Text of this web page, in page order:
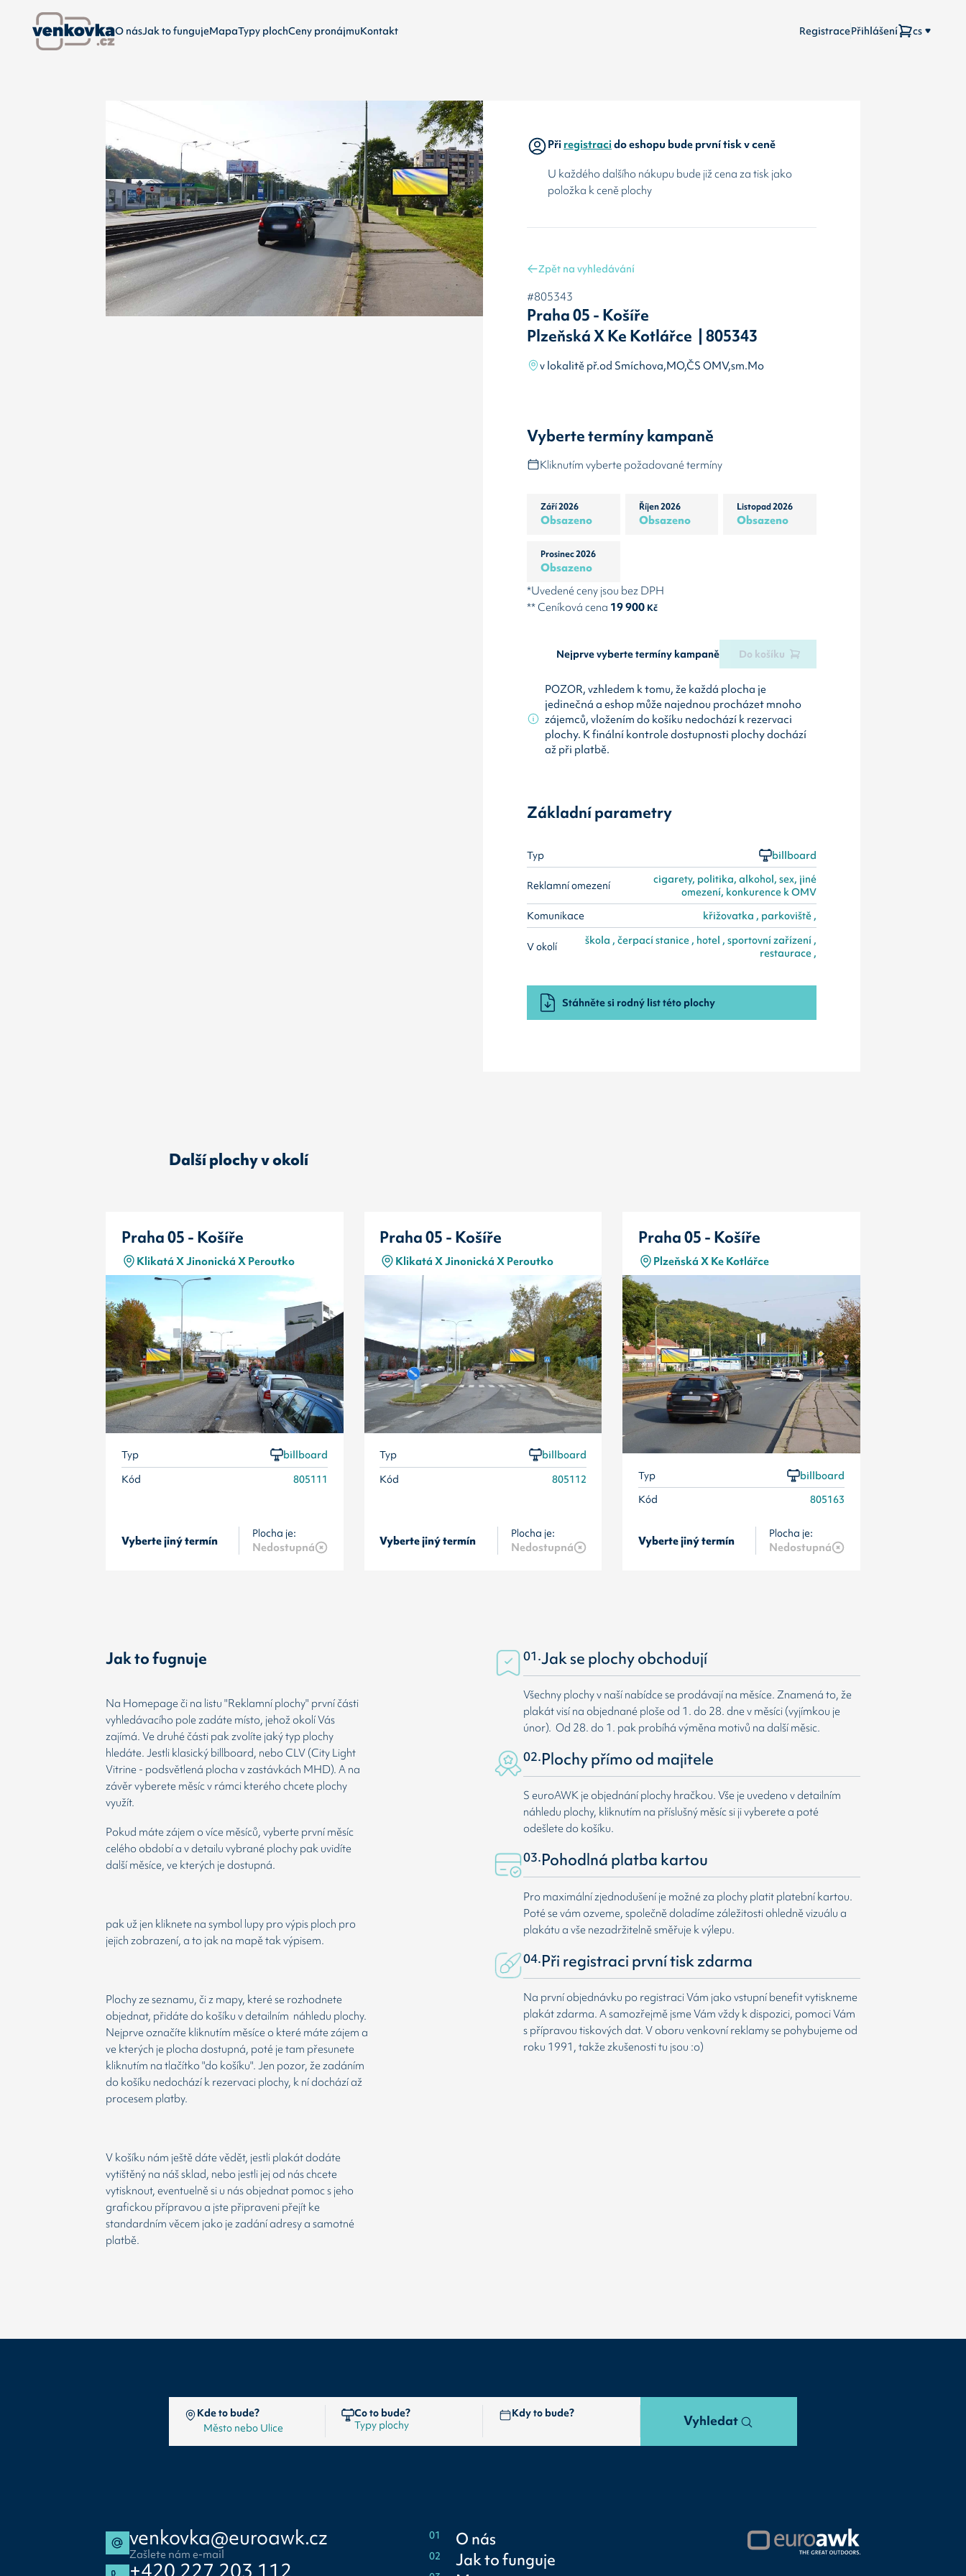
O násJak to fungujeMapaTypy plochCeny pronájmuKontakt RegistracePřihlášení cs
Přiregistracido eshopu bude první tisk v ceně
U každého dalšího nákupu bude již cena za tisk jako
položka k ceně plochy
Zpět na vyhledávání
#805343
Praha 05 - Košíře
Plzeňská X Ke Kotlářce | 805343
v lokalitě př.od Smíchova,MO,ČS OMV,sm.Mo
Vyberte termíny kampaně
Kliknutím vyberte požadované termíny
Září 2026
Obsazeno
Říjen 2026
Obsazeno
Listopad 2026
Obsazeno
Prosinec 2026
Obsazeno
*Uvedené ceny jsou bez DPH
** Ceníková cena 19 900 Kč
Nejprve vyberte termíny kampaně Do košíku
POZOR, vzhledem k tomu, že každá plocha je
jedinečná a eshop může najednou procházet mnoho
zájemců, vložením do košíku nedochází k rezervaci
plochy. K finální kontrole dostupnosti plochy dochází
až při platbě.
Základní parametry
Typ billboard
Reklamní omezení
cigarety, politika, alkohol, sex, jiné
omezení, konkurence k OMV
Komunikace
křižovatka , parkoviště ,
V okolí
škola , čerpací stanice , hotel , sportovní zařízení ,
restaurace ,
Stáhněte si rodný list této plochy
Další plochy v okolí
Praha 05 - Košíře
Klikatá X Jinonická X Peroutko
Typ
billboard
Kód
805111
Vyberte jiný termín Plocha je:
Nedostupná
Praha 05 - Košíře
Klikatá X Jinonická X Peroutko
Typ
billboard
Kód
805112
Vyberte jiný termín Plocha je:
Nedostupná
Praha 05 - Košíře
Plzeňská X Ke Kotlářce
Typ
billboard
Kód
805163
Vyberte jiný termín Plocha je:
Nedostupná
Jak to fugnuje
Na Homepage či na listu "Reklamní plochy" první části
vyhledávacího pole zadáte místo, jehož okolí Vás
zajímá. Ve druhé části pak zvolíte jaký typ plochy
hledáte. Jestli klasický billboard, nebo CLV (City Light
Vitrine - podsvětlená plocha v zastávkách MHD). A na
závěr vyberete měsíc v rámci kterého chcete plochy
využít.
Pokud máte zájem o více měsíců, vyberte první měsíc
celého období a v detailu vybrané plochy pak uvidíte
další měsíce, ve kterých je dostupná.
pak už jen kliknete na symbol lupy pro výpis ploch pro
jejich zobrazení, a to jak na mapě tak výpisem.
Plochy ze seznamu, či z mapy, které se rozhodnete
objednat, přidáte do košíku v detailním náhledu plochy.
Nejprve označíte kliknutím měsíce o které máte zájem a
ve kterých je plocha dostupná, poté je tam přesunete
kliknutím na tlačítko "do košíku". Jen pozor, že zadáním
do košíku nedochází k rezervaci plochy, k ní dochází až
procesem platby.
V košíku nám ještě dáte vědět, jestli plakát dodáte
vytištěný na náš sklad, nebo jestli jej od nás chcete
vytisknout, eventuelně si u nás objednat pomoc s jeho
grafickou přípravou a jste připraveni přejít ke
standardním věcem jako je zadání adresy a samotné
platbě.
01.Jak se plochy obchodují
Všechny plochy v naší nabídce se prodávají na měsíce. Znamená to, že
plakát visí na objednané ploše od 1. do 28. dne v měsíci (vyjímkou je
únor). Od 28. do 1. pak probíhá výměna motivů na další měsic.
02.Plochy přímo od majitele
S euroAWK je objednání plochy hračkou. Vše je uvedeno v detailním
náhledu plochy, kliknutím na příslušný měsíc si ji vyberete a poté
odešlete do košíku.
03.Pohodlná platba kartou
Pro maximální zjednodušení je možné za plochy platit platební kartou.
Poté se vám ozveme, společně doladíme záležitosti ohledně vizuálu a
plakátu a vše nezadržitelně směřuje k výlepu.
04.Při registraci první tisk zdarma
Na první objednávku po registraci Vám jako vstupní benefit vytiskneme
plakát zdarma. A samozřejmě jsme Vám vždy k dispozici, pomoci Vám
s přípravou tiskových dat. V oboru venkovní reklamy se pohybujeme od
roku 1991, takže zkušenosti tu jsou :o)
Kde to bude? Co to bude? Kdy to bude? Vyhledat
venkovka@euroawk.cz
Zašlete nám e-mail
01 O nás
02 Jak to funguje